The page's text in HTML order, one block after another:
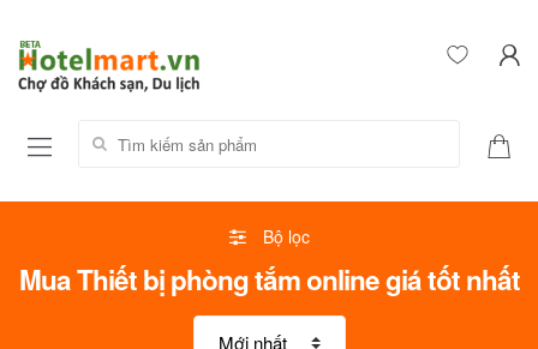
Tìm kiếm sản phẩm:
Bộ lọc
Mua Thiết bị phòng tắm online giá tốt nhất